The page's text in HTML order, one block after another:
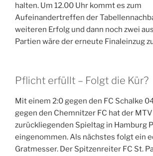
halten. Um 12.00 Uhr kommt es zum
Aufeinandertreffen der
weiteren Erfolg und dann noch zwei
Partien wäre der erneute Finaleinzug
Pflicht erfüllt – Folgt die Kür?
Mit einem 2:0 gegen den FC Schalke
gegen den Chemnitzer FC hat der
zurückliegenden Spieltag in Hamburg
eingenommen. Als nächstes folgt ein
Gratmesser. Der Spitzenreiter FC St.